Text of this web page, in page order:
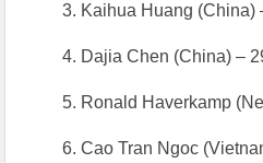
3. Kaihua Huang (China)
4. Dajia Chen (China) –
5. Ronald Haverkamp
6. Cao Tran Ngoc